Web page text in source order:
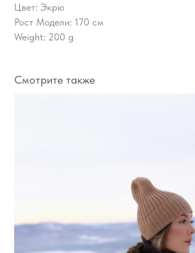
Цвет: Экрю
Рост Модели: 170 см
Weight: 200 g
Смотрите также